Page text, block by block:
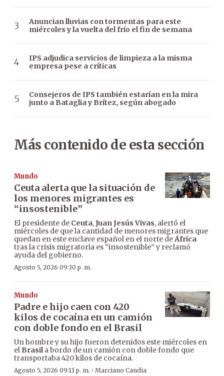
Anuncian lluvias con tormentas para este
miércoles y la vuelta del frío el fin de semana
IPS adjudica servicios de limpieza a la misma
empresa pese a críticas
Consejeros de IPS también estarían en la mira
junto a Bataglia y Brítez, según abogado
Más contenido de esta sección
Mundo
Ceuta alerta que la situación de
los menores migrantes es
“insostenible”
El presidente de Ceuta,Juan Jesús Vivas, alertó el
miércoles de que la cantidad de menores migrantes que
quedan en este enclave español en el norte deÁfrica
tras la crisis migratoria es “insostenible” y reclamó
ayuda del gobierno.
Agosto 5, 2026 09:30 p. m.
Mundo
Padre e hijo caen con 420
kilos de cocaína en un camión
con doble fondo en el Brasil
Un hombre y su hijo fueron detenidos este miércoles en
el Brasila bordo de un camión con doble fondo que
transportaba 420 kilos de cocaína.
Agosto 5, 2026 09:11 p. m. · Marciano Candia